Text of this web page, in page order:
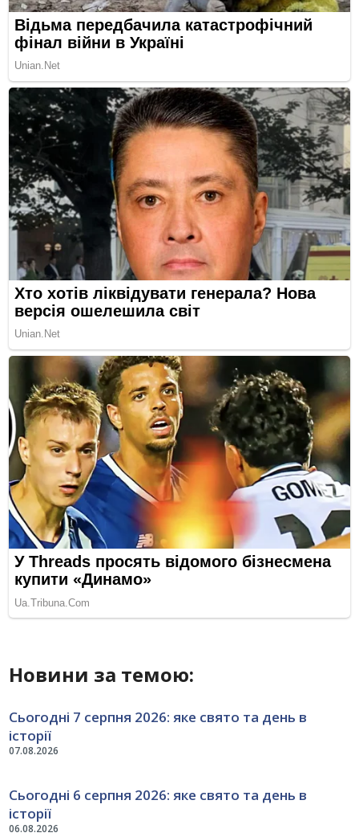
Новини за темою:
07.08.2026
Сьогодні 7 серпня 2026: яке свято та день в
історії
06.08.2026
Сьогодні 6 серпня 2026: яке свято та день в
історії